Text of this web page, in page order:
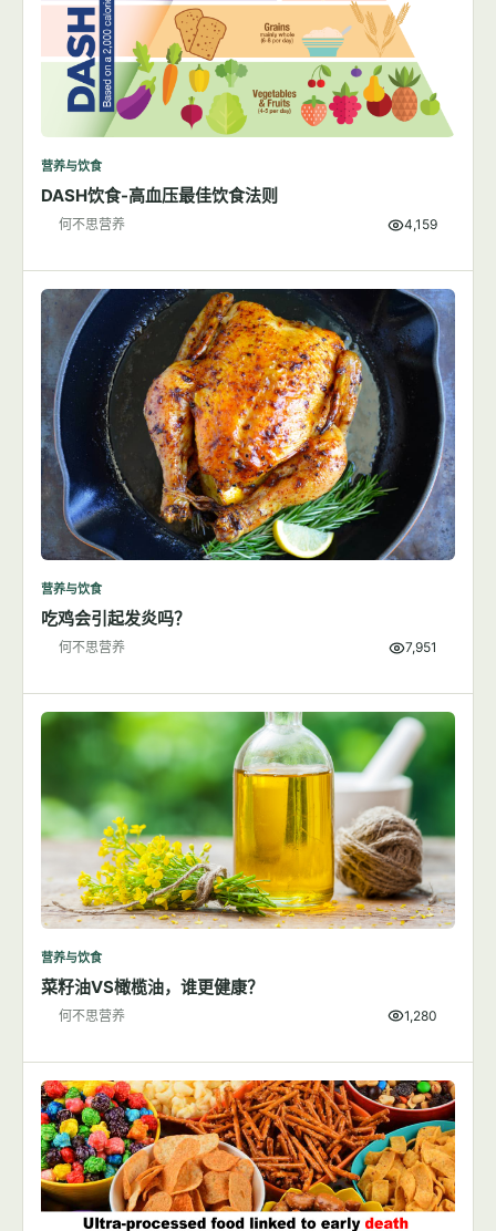
营养与饮食
DASH饮食-高血压最佳饮食法则
何不思营养 4,159
营养与饮食
吃鸡会引起发炎吗？
何不思营养 7,951
营养与饮食
菜籽油VS橄榄油，谁更健康？
何不思营养 1,280